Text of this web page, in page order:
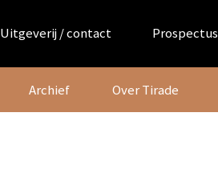
Uitgeverij / contact Prospectus
Archief Over Tirade